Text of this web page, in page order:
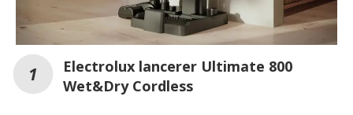
Electrolux lancerer Ultimate 800
Wet&Dry Cordless